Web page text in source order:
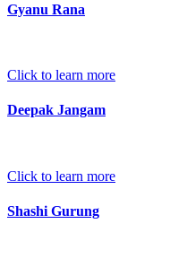
Gyanu Rana
Click to learn more
Deepak Jangam
Click to learn more
Shashi Gurung